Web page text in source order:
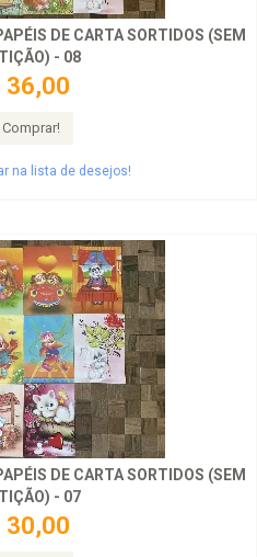
DE CARTA SORTIDOS (SEM
- 08
36,00
Comprar!
na lista de desejos!
DE CARTA SORTIDOS (SEM
- 07
30,00